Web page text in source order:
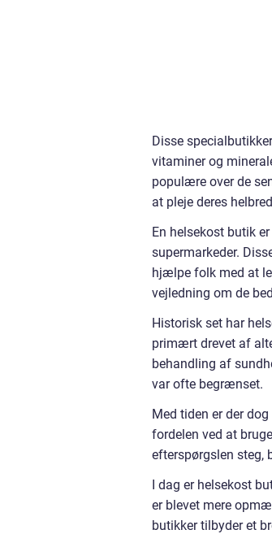
Disse
vitaminer og
populære over de
at pleje deres
En helsekost butik
supermarkeder.
hjælpe folk med at
vejledning om de
Historisk set har
primært drevet af
behandling af
var ofte begrænset.
Med tiden er der
fordelen ved at
efterspørgslen steg,
I dag er helsekost
er blevet mere
butikker tilbyder et